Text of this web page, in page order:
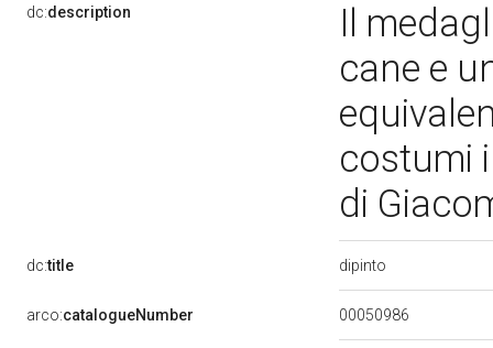
dc:description
Il
cane e
costumi
di
dc:title dipinto
arco:catalogueNumber 00050986